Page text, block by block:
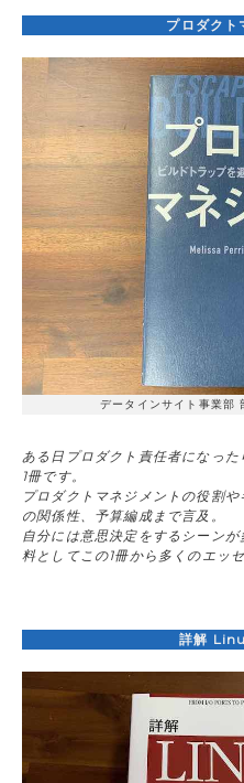
プロダクト
データインサイト事業部
ある日プロダクト責任者になっ
1冊です。
プロダクトマネジメントの役割
の関係性、予算編成まで言及。
自分には意思決定をするシーン
料としてこの1冊から多くのエッ
詳解